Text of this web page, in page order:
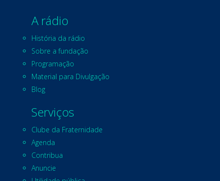
A rádio
História da rádio
Sobre a fundação
Programação
Material para Divulgação
Blog
Serviços
Clube da Fraternidade
Agenda
Contribua
Anuncie